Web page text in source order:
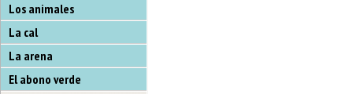
Los animales
La cal
La arena
El abono verde